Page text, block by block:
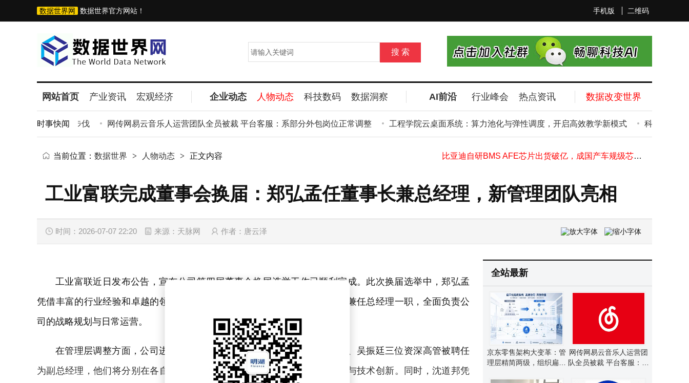
手机版 二维码
数据世界网 数据世界官方网站！
网站首页 产业资讯 宏观经济 企业动态 人物动态 科技数码 数据洞察 AI前沿 行业峰会 热点资讯 数据改变世界
时事快闻
扁平化迈出新步伐 网传网易云音乐人运营团队全员被裁 平台客服：系部分外包岗位正常调整 工程学院云桌面系统：算力池化与弹性调度，开启高效教学新模式 科思科技：基
京源中科：以智能装备破局光热难题，赋能行业提质增效新发展
李锦记高层变动：新零售负责人张亚苹离职，新渠道转型面临新考验
京源中科：以智能装备破局光热难题，赋能行业提质增效新发展
东吴人寿赵琨：以“三步走”策略，引领资负管理步入数据与AI融合新阶段
当前位置： 数据世界 > 人物动态 > 正文内容
工业富联完成董事会换届：郑弘孟任董事长兼总经理，新管理团队亮相
时间：2026-07-07 22:20 来源：天脉网 作者：唐云泽
工业富联近日发布公告，宣布公司第四届董事会换届选举工作已顺利完成。此次换届选举中，郑弘孟
凭借丰富的行业经验和卓越的领导能力，成功当选为新一届董事长，并同时兼任总经理一职，全面负责公
司的战略规划与日常运营。
在管理层调整方面，公司进一步优化了领导团队结构。张瑞雄、白家南、吴振廷三位资深高管被聘任
为副总经理，他们将分别在各自的专业领域内发挥专长，助力公司业务拓展与技术创新。同时，沈道邦凭
全站最新
京东零售架构大变革：管
理层精简两级，组织扁平
网传网易云音乐人运营团
队全员被裁 平台客服：系